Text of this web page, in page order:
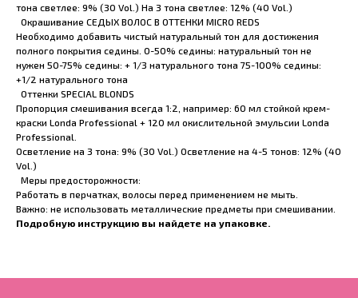
тона светлее: 9% (30 Vol.) На 3 тона светлее: 12% (40 Vol.)
Окрашивание СЕДЫХ ВОЛОС В ОТТЕНКИ MICRO REDS
Необходимо добавить чистый натуральный тон для достижения
полного покрытия седины. 0-50% седины: натуральный тон не
нужен 50-75% седины: + 1/3 натурального тона 75-100% седины:
+1/2 натурального тона
Оттенки SPECIAL BLONDS
Пропорция смешивания всегда 1:2, например: 60 мл стойкой крем-
краски Londa Professional + 120 мл окислительной эмульсии Londa
Professional.
Осветление на 3 тона: 9% (30 Vol.) Осветление на 4-5 тонов: 12% (40
Vol.)
Меры предосторожности:
Работать в перчатках, волосы перед применением не мыть.
Важно: не использовать металлические предметы при смешивании.
Подробную инструкцию вы найдете на упаковке.